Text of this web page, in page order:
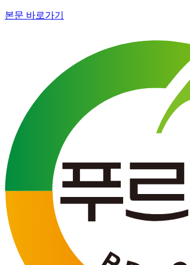
본문 바로가기